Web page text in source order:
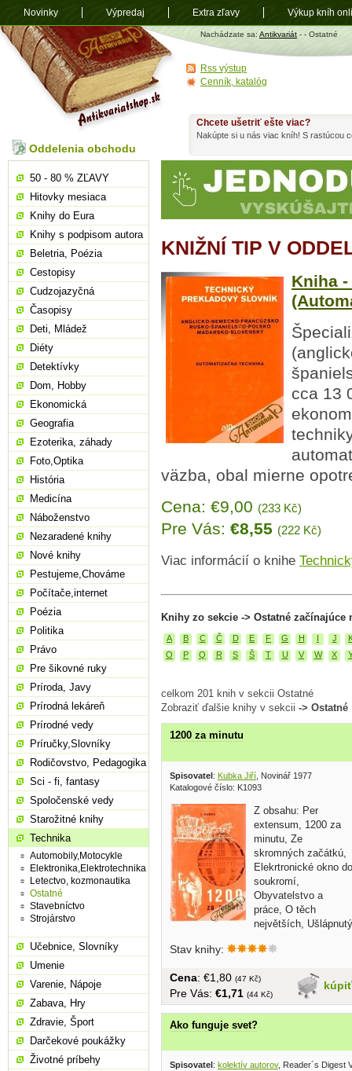
Antikvariát
shop.sk
Nachádzate sa: Antikvariát - - Ostatné
KNIŽNÍ TIP V
Kniha
cca 13
väzba, obal mierne
Cena: €9,00 (233 Kč)
Pre Vás: €8,55 (222 Kč)
Viac informácií o knihe
Knihy zo sekcie -> Ostatné začínajúce
A B C Č D E F G H I J
O
P Q R S Š T U V W X
celkom 201 knih v sekcii Ostatné
Zobraziť ďalšie knihy v sekcii -> Ostatné
1200 za minutu
Spisovatel: Kubka Jiří , Novinář 1977
Katalogové číslo: K1093
Z obsahu: Per
extensum, 1200 za
minutu, Ze
skromných začátkú,
Elekrtronické okno do
soukromí,
Obyvatelstvo a
práce, O těch
největších, Ušlápnutý
Stav knihy:
kúpiť
Cena: €1,80 (47 Kč)
Pre Vás: €1,71 (44 Kč)
Ako funguje svet?
Spisovatel : kolektív autorov, Reader´s Digest
Chcete ušetriť ešte viac?
Nakúpte si u nás viac kníh! S rastúcou
Oddelenia obchodu
50 - 80 % ZĽAVY
Hitovky mesiaca
Knihy do Eura
Knihy s podpisom autora
Beletria, Poézia
Cestopisy
Cudzojazyčná
Časopisy
Deti, Mládež
Diéty
Detektívky
Dom, Hobby
Ekonomická
Geografia
Ezoterika, záhady
Foto,Optika
História
Medicína
Náboženstvo
Nezaradené knihy
Nové knihy
Pestujeme,Chováme
Počítače,internet
Poézia
Politika
Právo
Pre šikovné ruky
Príroda, Javy
Prírodná lekáreň
Prírodné vedy
Príručky,Slovníky
Rodičovstvo, Pedagogika
Sci - fi, fantasy
Spoločenské vedy
Starožitné knihy
Technika
Automobily,Motocykle
Elektronika,Elektrotechnika
Letectvo, kozmonautika
Ostatné
Stavebníctvo
Strojárstvo
Učebnice, Slovníky
Umenie
Varenie, Nápoje
Zabava, Hry
Zdravie, Šport
Darčekové poukážky
Životné príbehy
Rss výstup
Cenník, katalóg
Novinky Výpredaj Extra zľavy Výkup kníh